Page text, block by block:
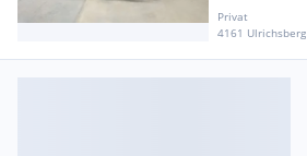
Privat
4161 Ulrichsberg